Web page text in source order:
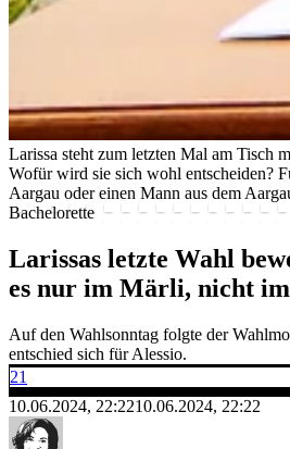
Larissa steht zum letzten Mal am Tisch
Wofür wird sie sich wohl entscheiden?
Aargau oder einen Mann aus dem
Bachelorette
Larissas letzte Wahl
es nur im Märli, nicht
Auf den Wahlsonntag folgte der
entschied sich für Alessio.
21
10.06.2024, 22:2210.06.2024, 22:22